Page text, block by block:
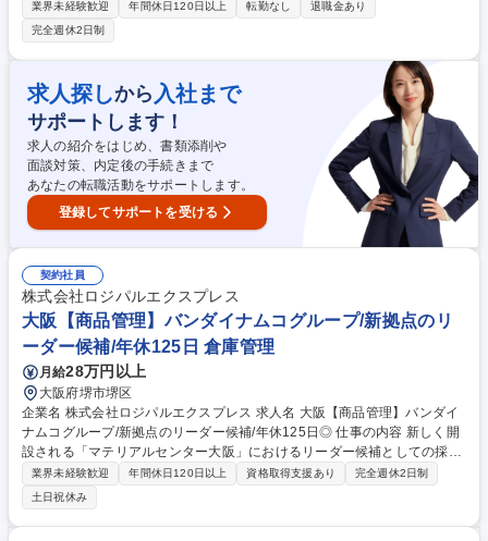
性評価認定制度」を所有している当社にて、運行管理業務の担当者として
以下業務をお任せします。 ■バス旅行の行程、見積書の作成 ■貸切バスの
運行管理業務・労務管理・申請書類の作成等 ■バスを安全に運行するため
に点呼・乗務員の健康チェック・運行状況の確認等もご担当頂きます。
【やりがい】大学サークル・町内会などの個人のお客様から、ショッピン
グセンターのシャトルバスといった企業様まで、“一期一会”を企業理念
に、快適な旅の「大切な時間」をプロデュースするお手伝いをします。 募
集職種 【江戸川/事務】未経験・第二新卒歓迎/教育体制◎/年休124日/バス
運行管理業務
業界未経験歓迎 年間休日120日以上 転勤なし
退職金あり
完全週休2日制
求人探しから 入社まで
サポートします！
求人の紹介をはじめ、書類添削や
面談対策、内定後の手続きまで
あなたの転職活動をサポートします。
登録してサポートを受ける
契約社員
株式会社ロジパルエクスプレス
大阪【商品管理】バンダイナムコグループ/新拠点のリ
ーダー候補/年休125日 倉庫管理
月給28万円以上
大阪府堺市堺区
企業名 株式会社ロジパルエクスプレス 求人名 大阪【商品管理】バンダイ
ナムコグループ/新拠点のリーダー候補/年休125日◎ 仕事の内容 新しく開
設される「マテリアルセンター大阪」におけるリーダー候補としての採用
です。入社後まずは、プラモデルの成形・金型・原料などの入出荷や保管/
ロケーション管理/ピッキング業務などの業務をお任せします。 バンダイ
ナムコグループの貴重な国内生産(プラモデル等)を支える、「成形・金
型・原料などの入出荷、保管、ピッキング業務」が中心です。フォークリ
業界未経験歓迎 年間休日120日以上 資格取得支援あり
完全週休2日制
土日祝休み